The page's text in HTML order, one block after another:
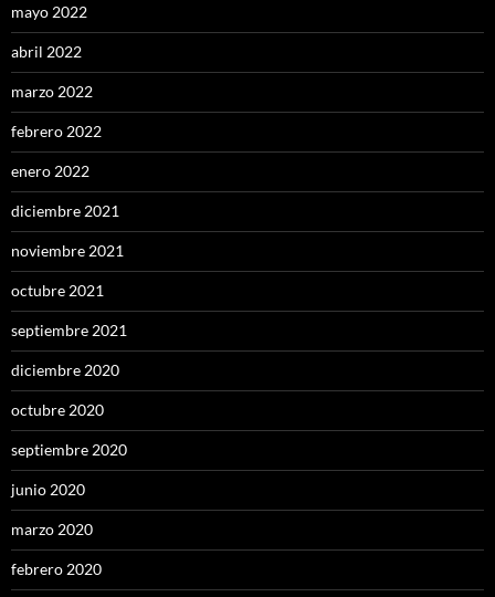
mayo 2022
abril 2022
marzo 2022
febrero 2022
enero 2022
diciembre 2021
noviembre 2021
octubre 2021
septiembre 2021
diciembre 2020
octubre 2020
septiembre 2020
junio 2020
marzo 2020
febrero 2020